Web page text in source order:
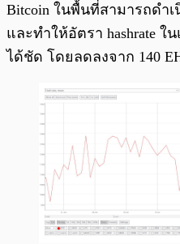
Bitcoin ในพื้นที่สามารถดำ
และทำให้อัตรา hashrate ใ
ได้ชัด โดยลดลงจาก 140